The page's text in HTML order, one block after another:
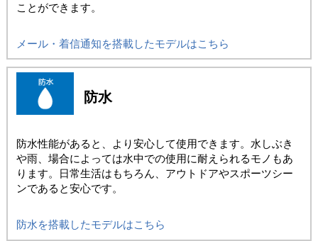
ことができます。
メール・着信通知を搭載したモデルはこちら
防水
防水性能があると、より安心して使用できます。水しぶき
や雨、場合によっては水中での使用に耐えられるモノもあ
ります。日常生活はもちろん、アウトドアやスポーツシー
ンであると安心です。
防水を搭載したモデルはこちら